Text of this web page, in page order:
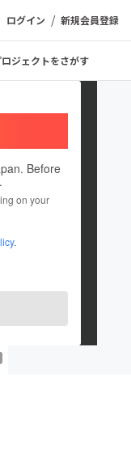
ログイン / 新規会員登録
ロジェクトをさがす
Before
on your
.
稿しています